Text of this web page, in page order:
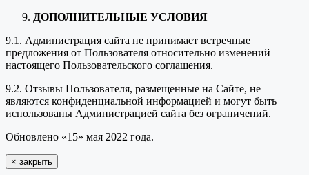
ДОПОЛНИТЕЛЬНЫЕ УСЛОВИЯ
9.1. Администрация сайта не принимает встречные
предложения от Пользователя относительно изменений
настоящего Пользовательского соглашения.
9.2. Отзывы Пользователя, размещенные на Сайте, не
являются конфиденциальной информацией и могут быть
использованы Администрацией сайта без ограничений.
Обновлено «15» мая 2022 года.
× закрыть